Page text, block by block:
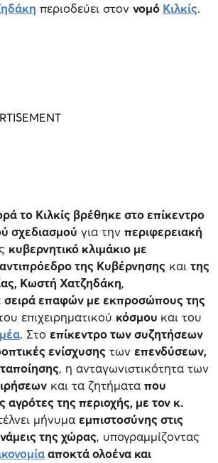
περιοδεύει στον νομό Κιλκίς.
το Κιλκίς βρέθηκε στο επίκεντρο
σχεδιασμού για την περιφερειακή
κυβερνητικό κλιμάκιο με
της Κυβέρνησης και της
Κωστή Χατζηδάκη,
σειρά επαφών με εκπροσώπους της
επιχειρηματικού κόσμου και του
. Στο επίκεντρο των συζητήσεων
ενίσχυσης των επενδύσεων,
, η ανταγωνιστικότητα των
και τα ζητήματα που
αγρότες της περιοχής, με τον κ.
μήνυμα εμπιστοσύνης στις
της χώρας, υπογραμμίζοντας
αποκτά ολοένα και